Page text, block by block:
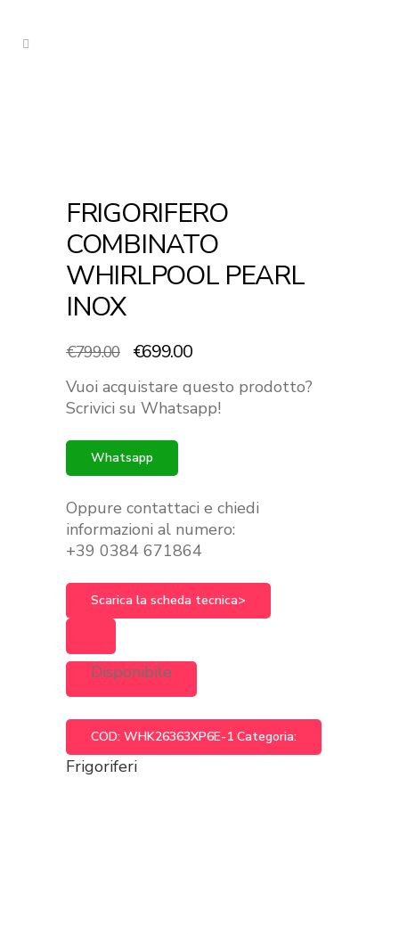
FRIGORIFERO
COMBINATO
WHIRLPOOL PEARL
INOX
€799.00
Il
originale
era:
€799.00.
€699.00Il
attuale
è:
Vuoi acquistare questo prodotto?
Scrivici su Whatsapp!
Whatsapp
Oppure contattaci e chiedi
informazioni al numero:
+39 0384 671864
Scarica la scheda tecnica>
Disponibile
COD: WHK26363XP6E-1 Categoria:
Frigoriferi